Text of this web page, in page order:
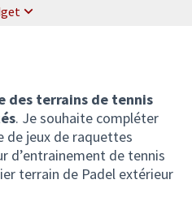
des terrains de tennis
. Je souhaite compléter
de jeux de raquettes
d’entrainement de tennis
terrain de Padel extérieur